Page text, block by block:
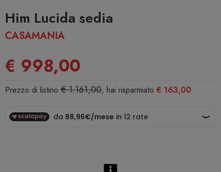
Him Lucida sedia
CASAMANIA
€ 998,00
Prezzo di listino € 1.161,00, hai risparmiato € 163,00